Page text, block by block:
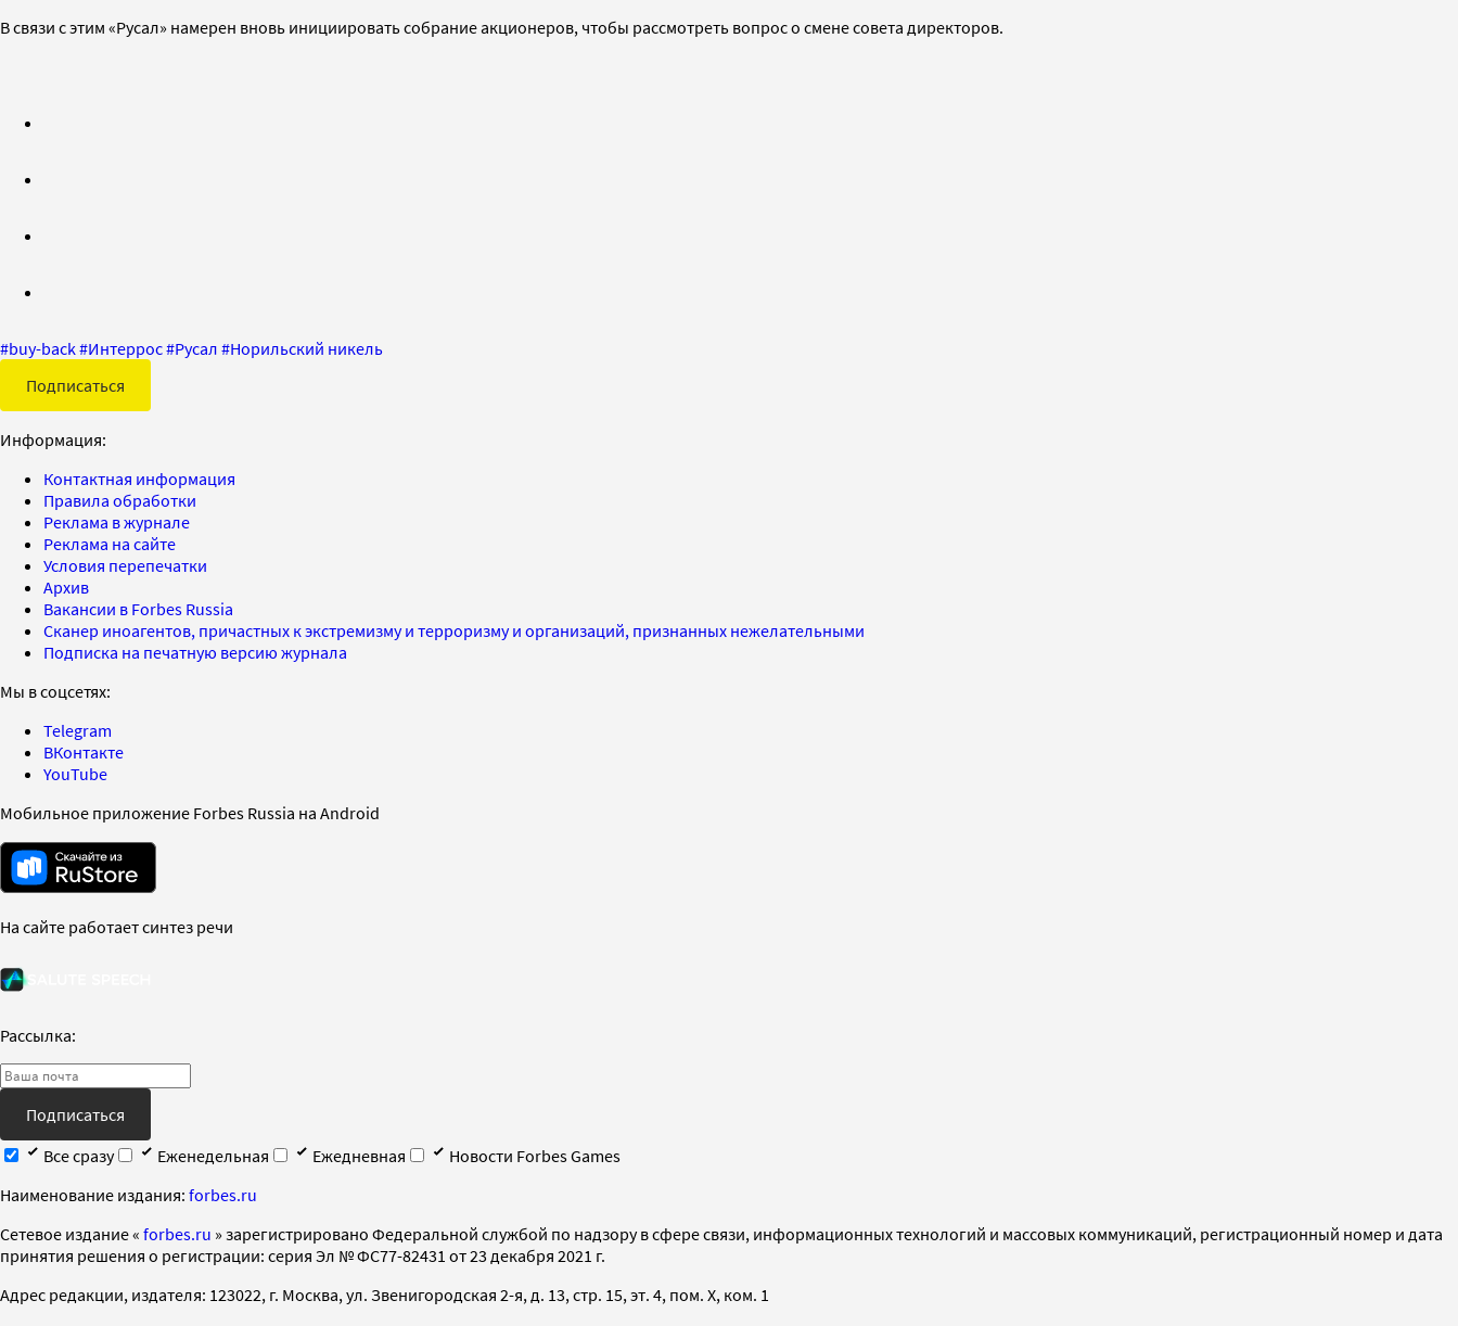
В связи с этим «Русал» намерен вновь инициировать собрание акционеров, чтобы рассмотреть вопрос о смене совета директоров.
#buy-back#Интеррос#Русал #Норильский никель
Подписаться
Информация:
Контактная информация
Правила обработки
Реклама в журнале
Реклама на сайте
Условия перепечатки
Архив
Вакансии в Forbes Russia
Сканер иноагентов, причастных к экстремизму и терроризму и организаций, признанных нежелательными
Подписка на печатную версию журнала
Мы в соцсетях:
Telegram
ВКонтакте
YouTube
Мобильное приложение Forbes Russia на Android
На сайте работает синтез речи
Рассылка:
Подписаться
Все сразу
Еженедельная Ежедневная
Новости Forbes Games
Наименование издания: forbes.ru
Cетевое издание « forbes.ru » зарегистрировано Федеральной службой по надзору в сфере связи, информационных технологий и массовых коммуникаций, регистрационный номер и дата
принятия решения о регистрации: серия Эл № ФС77-82431 от 23 декабря 2021 г.
Адрес редакции, издателя: 123022, г. Москва, ул. Звенигородская 2-я, д. 13, стр. 15, эт. 4, пом. X, ком. 1